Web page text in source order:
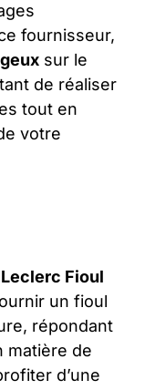
fournisseur,
sur le
de réaliser
tout en
votre
Leclerc Fioul
un fioul
répondant
matière de
d’une